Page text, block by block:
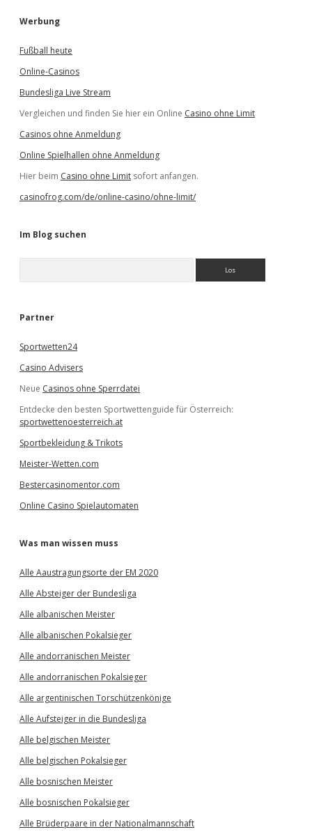
Werbung
Fußball heute
Online-Casinos
Bundesliga Live Stream
Vergleichen und finden Sie hier ein Online Casino ohne Limit
Casinos ohne Anmeldung
Online Spielhallen ohne Anmeldung
Hier beim Casino ohne Limit sofort anfangen.
casinofrog.com/de/online-casino/ohne-limit/
Im Blog suchen
e
Partner
Sportwetten24
Casino Advisers
Neue Casinos ohne Sperrdatei
Entdecke den besten Sportwettenguide für Österreich:
sportwettenoesterreich.at
Sportbekleidung & Trikots
Meister-Wetten.com
Bestercasinomentor.com
Online Casino Spielautomaten
Was man wissen muss
Alle Aaustragungsorte der EM 2020
Alle Absteiger der Bundesliga
Alle albanischen Meister
Alle albanischen Pokalsieger
Alle andorranischen Meister
Alle andorranischen Pokalsieger
Alle argentinischen Torschützenkönige
Alle Aufsteiger in die Bundesliga
Alle belgischen Meister
Alle belgischen Pokalsieger
Alle bosnischen Meister
Alle bosnischen Pokalsieger
Alle Brüderpaare in der Nationalmannschaft